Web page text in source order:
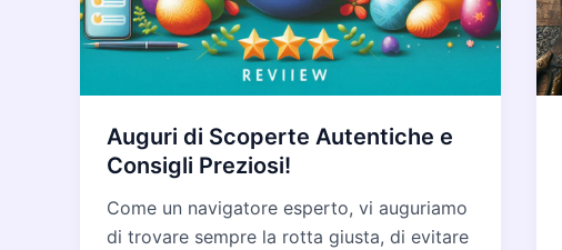
Auguri di Scoperte Autentiche e
Consigli Preziosi!
Come un navigatore esperto, vi auguriamo
di trovare sempre la rotta giusta, di evitare